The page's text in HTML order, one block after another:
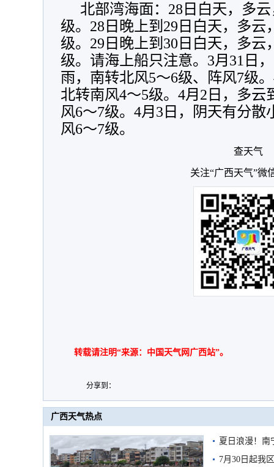
北部湾海面： 28日 白天，多
级。28日晚上到29日白天，多云
级。29日晚上到30日白天，多云
级。请海上船只注意。3月31日
雨，南转北风5～6级、阵风7级
北转南风4～5级。4月2日，多云
风6～7级。4月3日，阴天有分
风6～7级。
查天气
关注“广西天气”微
转载请注明“来源：中国天气网广西站”。
分享到：
广西天气热点
夏日浪漫！南
7月30日起我